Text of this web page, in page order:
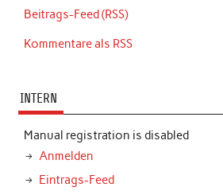
Beitrags-Feed (RSS)
Kommentare als RSS
INTERN
Manual registration is disabled
Anmelden
Eintrags-Feed